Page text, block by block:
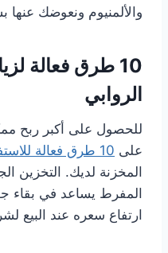
والألمنيوم ونعوضك عنها
10 طرق فعالة
الروابي
للحصول على أكبر ربح
على 10 طرق فعالة للاستفادة
المخزنة لديك. التخزين
المفرط يساعد في بقاء
ارتفاع سعره عند البيع